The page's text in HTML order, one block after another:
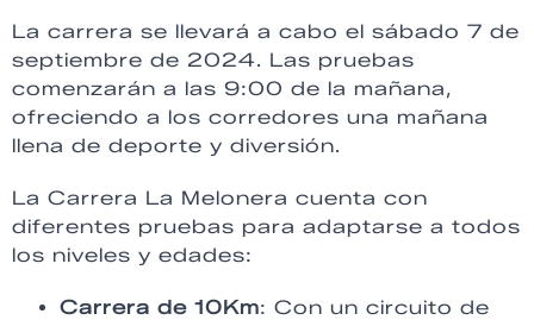
La carrera se llevará a cabo el sábado 7 de
septiembre de 2024. Las pruebas
comenzarán a las 9:00 de la mañana,
ofreciendo a los corredores una mañana
llena de deporte y diversión.
La Carrera La Melonera cuenta con
diferentes pruebas para adaptarse a todos
los niveles y edades:
Carrera de 10Km: Con un circuito de